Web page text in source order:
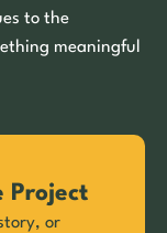
to the
meaningful
Project
or